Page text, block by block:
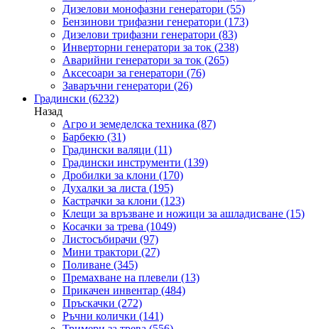
Дизелови монофазни генератори (55)
Бензинови трифазни генератори (173)
Дизелови трифазни генератори (83)
Инверторни генератори за ток (238)
Аварийни генератори за ток (265)
Аксесоари за генератори (76)
Заваръчни генератори (26)
Градински (6232)
Назад
Агро и земеделска техника (87)
Барбекю (31)
Градински валяци (11)
Градински инструменти (139)
Дробилки за клони (170)
Духалки за листа (195)
Кастрачки за клони (123)
Клещи за връзване и ножици за ашладисване (15)
Косачки за трева (1049)
Листосъбирачи (97)
Мини трактори (27)
Поливане (345)
Премахване на плевели (13)
Прикачен инвентар (484)
Пръскачки (272)
Ръчни колички (141)